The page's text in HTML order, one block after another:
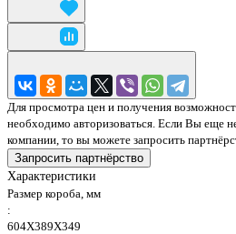
Для просмотра цен и получения
необходимо авторизоваться. Если Вы еще
компании, то вы можете запросить
Запросить партнёрство
Характеристики
Размер короба, мм
:
604Х389Х349